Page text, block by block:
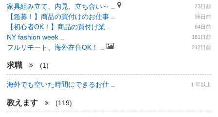
家具組み立て、内見、立ち合い～ .. 23日前
【急募！】商品の買付けのお仕事 .. 36日前
【初心者OK！】商品の買付け業 .. 64日前
NY fashion week .. 181日前
フルリモート、海外在住OK！ .. 212日前
求職 (1)
海外でも空いた時間にできるお仕 .. １年以上
教えます (119)